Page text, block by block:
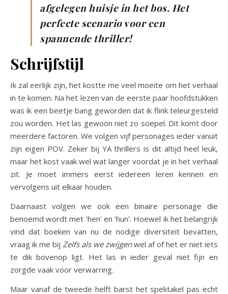
afgelegen huisje in het bos. Het
perfecte scenario voor een
spannende thriller!
Schrijfstijl
Ik zal eerlijk zijn, het kostte me veel moeite om het verhaal
in te komen. Na het lezen van de eerste paar hoofdstukken
was ik een beetje bang geworden dat ik flink teleurgesteld
zou worden. Het las gewoon niet zo soepel. Dit komt door
meerdere factoren. We volgen vijf personages ieder vanuit
zijn eigen POV. Zeker bij YA thrillers is dit altijd heel leuk,
maar het kost vaak wel wat langer voordat je in het verhaal
zit. Je moet immers eerst iedereen leren kennen en
vervolgens uit elkaar houden.
Daarnaast volgen we ook een binaire personage die
benoemd wordt met ‘hen’ en ‘hun’. Hoewel ik het belangrijk
vind dat boeken van nu de nodige diversiteit bevatten,
vraag ik me bij Zelfs als we zwijgenwel af of het er niet iets
te dik bovenop ligt. Het las in ieder geval niet fijn en
zorgde vaak voor verwarring.
Maar vanaf de tweede helft barst het spektakel pas echt